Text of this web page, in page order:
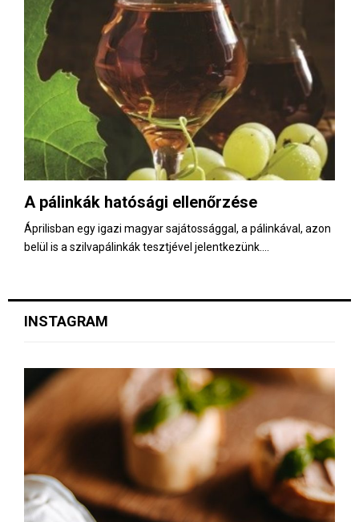
A pálinkák hatósági ellenőrzése
Áprilisban egy igazi magyar sajátossággal, a pálinkával, azon
belül is a szilvapálinkák tesztjével jelentkezünk....
INSTAGRAM